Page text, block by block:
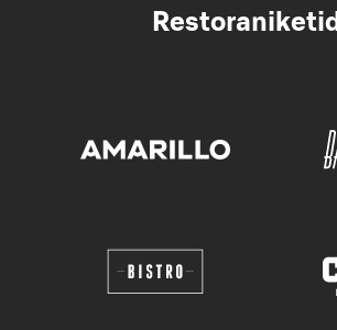
Restoraniketid